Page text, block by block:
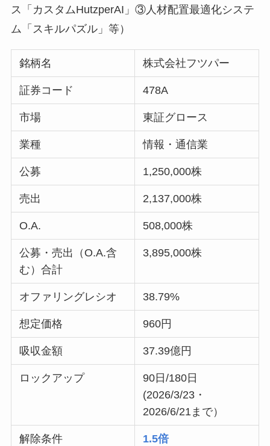
ス「カスタムHutzperAI」③人材配置最適化システ
ム「スキルパズル」等）
銘柄名 株式会社フツパー
証券コード 478A
市場 東証グロース
業種 情報・通信業
公募 1,250,000株
売出 2,137,000株
O.A. 508,000株
公募・売出（O.A.含
む）合計
3,895,000株
オファリングレシオ 38.79%
想定価格 960円
吸収金額 37.39億円
ロックアップ
90日/180日
(2026/3/23・
2026/6/21まで）
解除条件 1.5倍